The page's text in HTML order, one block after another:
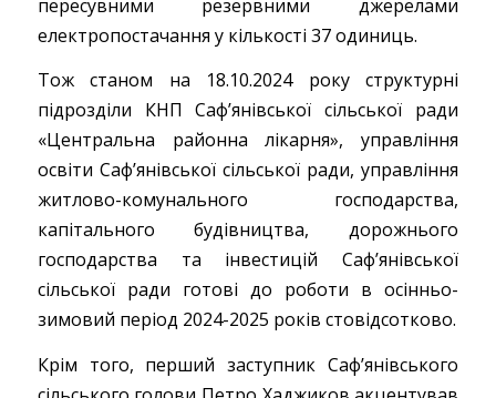
пересувними резервними джерелами
електропостачання у кількості 37 одиниць.
Тож станом на 18.10.2024 року структурні
підрозділи КНП Саф’янівської сільської ради
«Центральна районна лікарня», управління
освіти Саф’янівської сільської ради, управління
житлово-комунального господарства,
капітального будівництва, дорожнього
господарства та інвестицій Саф’янівської
сільської ради готові до роботи в осінньо-
зимовий період 2024-2025 років стовідсотково.
Крім того, перший заступник Саф’янівського